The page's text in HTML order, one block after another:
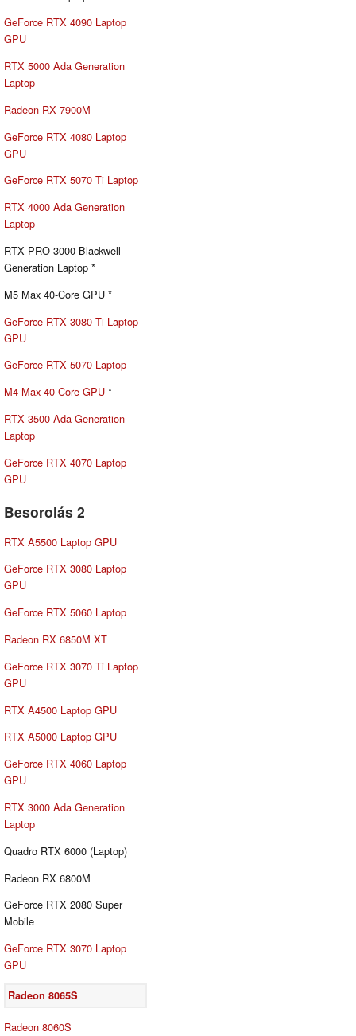
GeForce RTX 4090 Laptop
GPU
RTX 5000 Ada Generation
Laptop
Radeon RX 7900M
GeForce RTX 4080 Laptop
GPU
GeForce RTX 5070 Ti Laptop
RTX 4000 Ada Generation
Laptop
RTX PRO 3000 Blackwell
Generation Laptop *
M5 Max 40-Core GPU *
GeForce RTX 3080 Ti Laptop
GPU
GeForce RTX 5070 Laptop
M4 Max 40-Core GPU *
RTX 3500 Ada Generation
Laptop
GeForce RTX 4070 Laptop
GPU
Besorolás 2
RTX A5500 Laptop GPU
GeForce RTX 3080 Laptop
GPU
GeForce RTX 5060 Laptop
Radeon RX 6850M XT
GeForce RTX 3070 Ti Laptop
GPU
RTX A4500 Laptop GPU
RTX A5000 Laptop GPU
GeForce RTX 4060 Laptop
GPU
RTX 3000 Ada Generation
Laptop
Quadro RTX 6000 (Laptop)
Radeon RX 6800M
GeForce RTX 2080 Super
Mobile
GeForce RTX 3070 Laptop
GPU
Radeon 8065S
Radeon 8060S